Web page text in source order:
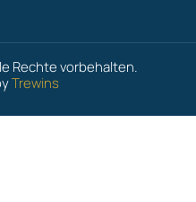
Rechte vorbehalten.
Trewins